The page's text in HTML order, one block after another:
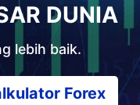
DUNIA
lebih baik.
Forex